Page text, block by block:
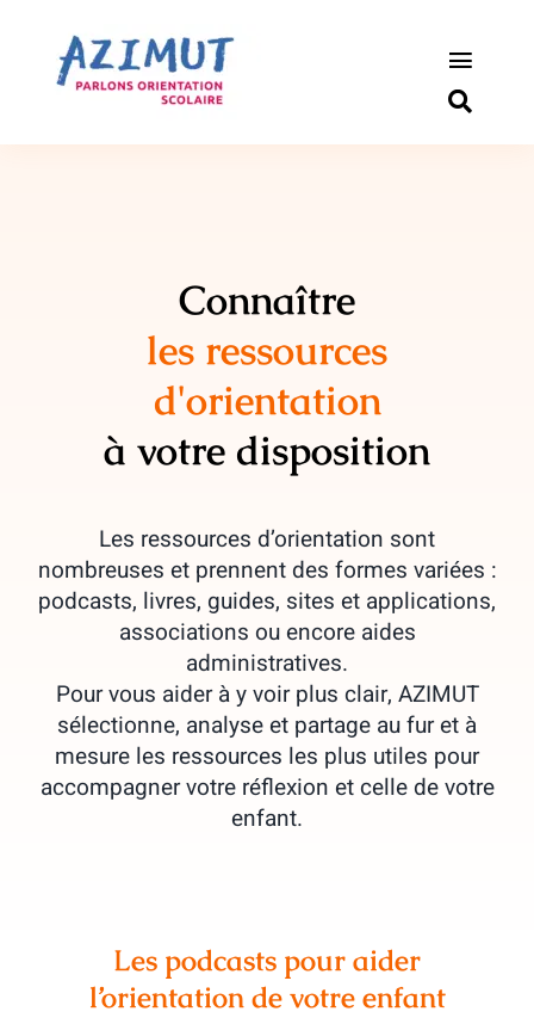
contenu
Toggle
Connaître
les ressources
d'orientation
à votre disposition
Les ressources d’orientation sont
nombreuses et prennent des formes variées :
podcasts, livres, guides, sites et applications,
associations ou encore aides
administratives.
Pour vous aider à y voir plus clair, AZIMUT
sélectionne, analyse et partage au fur et à
mesure les ressources les plus utiles pour
accompagner votre réflexion et celle de votre
enfant.
Les podcasts pour aider
l’orientation de votre enfant